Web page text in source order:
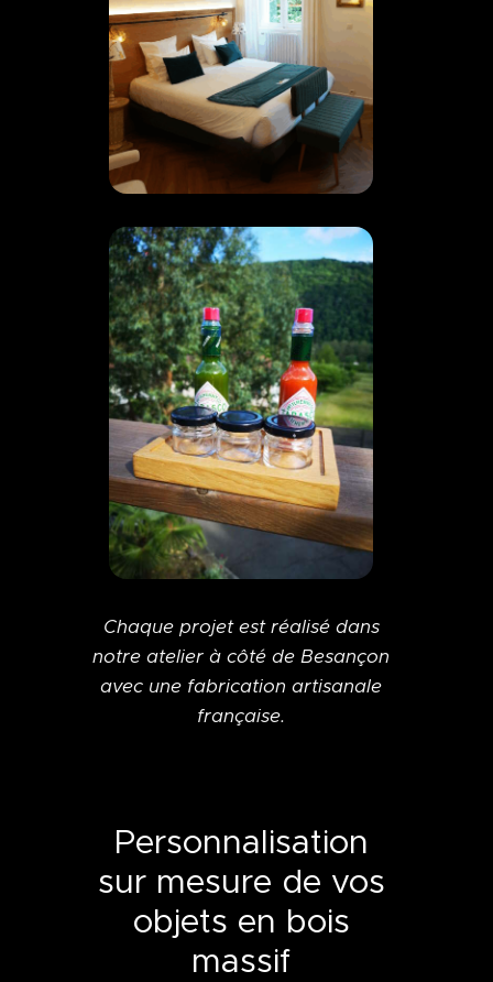
Chaque projet est réalisé dans
notre atelier à côté de Besançon
avec une fabrication artisanale
française.
Personnalisation
sur mesure de vos
objets en bois
massif